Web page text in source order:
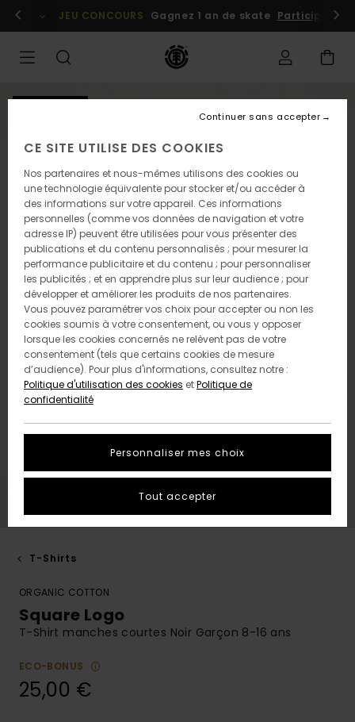
l'information
Se connecter / s'inscrire
JEU CONCOURS Gagnez 1 an de skate Participez
T-Shirts
ORGANIC COTTON
Square Logo
T-Shirt manches courtes Noir Garçon 8-16 ans
ECO-BONUS
25,00 €
CE SITE UTILISE DES COOKIES
Nos partenaires et nous-mêmes utilisons des cookies ou
une technologie équivalente pour stocker et/ou accéder à
des informations sur votre appareil. Ces informations
personnelles (comme vos données de navigation et votre
adresse IP) peuvent être utilisées pour vous présenter des
publications et du contenu personnalisés ; pour mesurer la
performance publicitaire et du contenu ; pour personnaliser
les publicités ; et en apprendre plus sur leur audience ; pour
développer et améliorer les produits de nos partenaires.
Vous pouvez paramétrer vos choix pour accepter ou non les
cookies soumis à votre consentement, ou vous y opposer
lorsque les cookies concernés ne relèvent pas de votre
consentement (tels que certains cookies de mesure
d’audience). Pour plus d'informations, consultez notre :
Politique d'utilisation des cookies etPolitique de
confidentialité
Personnaliser mes choix
Continuer sans accepter
Tout accepter